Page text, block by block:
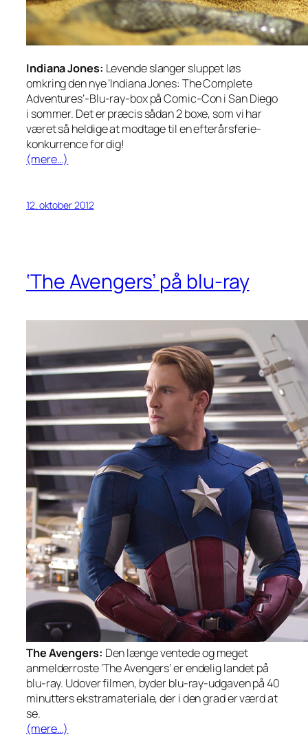
Indiana Jones: Levende slanger sluppet løs
omkring den nye ‘Indiana Jones: The Complete
Adventures’-Blu-ray-box på Comic-Con i San Diego
i sommer. Det er præcis sådan 2 boxe, som vi har
været så heldige at modtage til en efterårsferie-
konkurrence for dig!
(mere…)
12. oktober 2012
‘The Avengers’ på blu-ray
The Avengers: Den længe ventede og meget
anmelderroste ’The Avengers’ er endelig landet på
blu-ray. Udover filmen, byder blu-ray-udgaven på 40
minutters ekstramateriale, der i den grad er værd at
se.
(mere…)